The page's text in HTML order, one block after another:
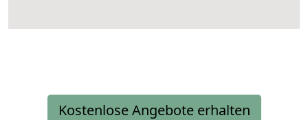
Kostenlose Angebote erhalten